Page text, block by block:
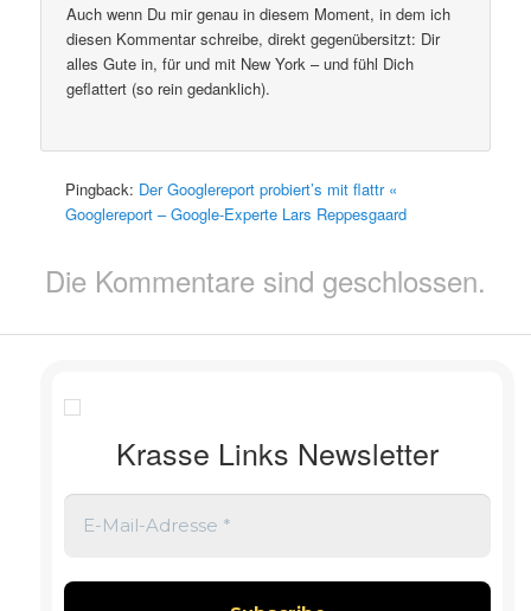
Auch wenn Du mir genau in diesem Moment, in dem ich
diesen Kommentar schreibe, direkt gegenübersitzt: Dir
alles Gute in, für und mit New York – und fühl Dich
geflattert (so rein gedanklich).
Pingback: Der Googlereport probiert’s mit flattr «
Googlereport – Google-Experte Lars Reppesgaard
Die Kommentare sind geschlossen.
Krasse Links Newsletter